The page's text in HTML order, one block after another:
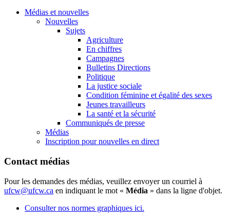
Médias et nouvelles
Nouvelles
Sujets
Agriculture
En chiffres
Campagnes
Bulletins Directions
Politique
La justice sociale
Condition féminine et égalité des sexes
Jeunes travailleurs
La santé et la sécurité
Communiqués de presse
Médias
Inscription pour nouvelles en direct
Contact médias
Pour les demandes des médias, veuillez envoyer un courriel à
ufcw@ufcw.ca en indiquant le mot « Média » dans la ligne d'objet.
Consulter nos normes graphiques ici.